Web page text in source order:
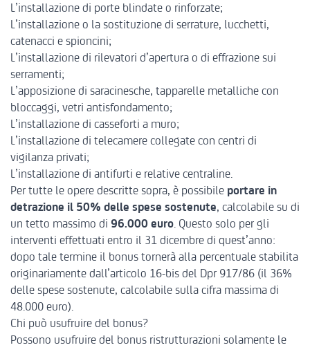
L’installazione di porte blindate o rinforzate;
L’installazione o la sostituzione di serrature, lucchetti,
catenacci e spioncini;
L’installazione di rilevatori d’apertura o di effrazione sui
serramenti;
L’apposizione di saracinesche, tapparelle metalliche con
bloccaggi, vetri antisfondamento;
L’installazione di casseforti a muro;
L’installazione di telecamere collegate con centri di
vigilanza privati;
L’installazione di antifurti e relative centraline.
Per tutte le opere descritte sopra, è possibile portare in
detrazione il 50% delle spese sostenute, calcolabile su di
un tetto massimo di 96.000 euro. Questo solo per gli
interventi effettuati entro il 31 dicembre di quest’anno:
dopo tale termine il bonus tornerà alla percentuale stabilita
originariamente dall’articolo 16-bis del Dpr 917/86 (il 36%
delle spese sostenute, calcolabile sulla cifra massima di
48.000 euro).
Chi può usufruire del bonus?
Possono usufruire del bonus ristrutturazioni solamente le